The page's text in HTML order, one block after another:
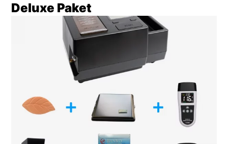
Deluxe Paket